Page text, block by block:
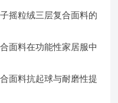
摇粒绒三层复合面料的
面料在功能性家居服中
面料抗起球与耐磨性提